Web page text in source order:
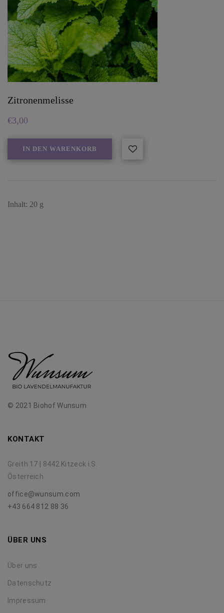
Zitronenmelisse
€3,00
IN DEN WARENKORB
Inhalt: 20 g
© 2021 Biohof Wunsum
KONTAKT
Greith 17 | 8442 Kitzeck i.S.
Österreich
office@wunsum.com
+43 664 812 88 36
ÜBER UNS
Über uns
Datenschutz
Impressum